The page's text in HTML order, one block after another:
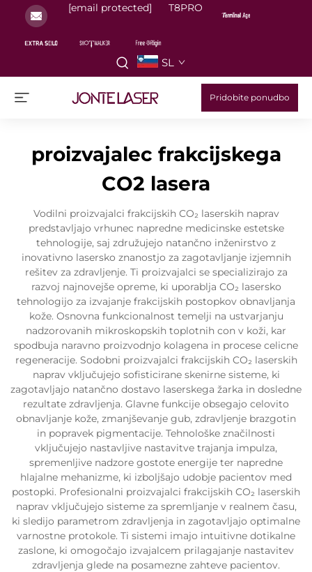
[email protected] T8PRO
SL
Pridobite ponudbo
proizvajalec frakcijskega
CO2 lasera
Vodilni proizvajalci frakcijskih CO₂ laserskih naprav
predstavljajo vrhunec napredne medicinske estetske
tehnologije, saj združujejo natančno inženirstvo z
inovativno lasersko znanostjo za zagotavljanje izjemnih
rešitev za zdravljenje. Ti proizvajalci se specializirajo za
razvoj najnovejše opreme, ki uporablja CO₂ lasersko
tehnologijo za izvajanje frakcijskih postopkov obnavljanja
kože. Osnovna funkcionalnost temelji na ustvarjanju
nadzorovanih mikroskopskih toplotnih con v koži, kar
spodbuja naravno proizvodnjo kolagena in procese celicne
regeneracije. Sodobni proizvajalci frakcijskih CO₂ laserskih
naprav vključujejo sofisticirane skenirne sisteme, ki
zagotavljajo natančno dostavo laserskega žarka in dosledne
rezultate zdravljenja. Glavne funkcije obsegajo celovito
obnavljanje kože, zmanjševanje gub, zdravljenje brazgotin
in popravek pigmentacije. Tehnološke značilnosti
vključujejo nastavljive nastavitve trajanja impulza,
spremenljive nadzore gostote energije ter napredne
hlajalne mehanizme, ki izboljšajo udobje pacientov med
postopki. Profesionalni proizvajalci frakcijskih CO₂ laserskih
naprav vključujejo sisteme za spremljanje v realnem času,
ki sledijo parametrom zdravljenja in zagotavljajo optimalne
varnostne protokole. Ti sistemi imajo intuitivne dotikalne
zaslone, ki omogočajo izvajalcem prilagajanje nastavitev
zdravljenja glede na posamezne zahteve pacientov.